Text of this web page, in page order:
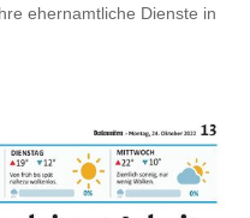
ehernamtliche Dienste in